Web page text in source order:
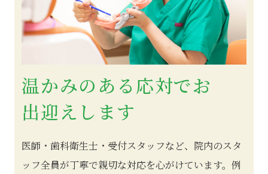
温かみのある応対でお
出迎えします
医師・歯科衛生士・受付スタッフなど、院内のスタ
ッフ全員が丁寧で親切な対応を心がけています。例